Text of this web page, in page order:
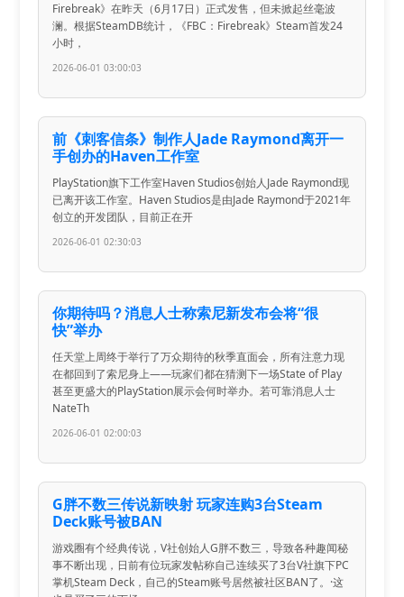
Firebreak》在昨天（6月17日）正式发售，但未掀起丝毫波
澜。根据SteamDB统计，《FBC：Firebreak》Steam首发24
小时，
2026-06-01 03:00:03
前《刺客信条》制作人Jade Raymond离开一
手创办的Haven工作室
PlayStation旗下工作室Haven Studios创始人Jade Raymond现
已离开该工作室。Haven Studios是由Jade Raymond于2021年
创立的开发团队，目前正在开
2026-06-01 02:30:03
你期待吗？消息人士称索尼新发布会将“很
快”举办
任天堂上周终于举行了万众期待的秋季直面会，所有注意力现
在都回到了索尼身上——玩家们都在猜测下一场State of Play
甚至更盛大的PlayStation展示会何时举办。若可靠消息人士
NateTh
2026-06-01 02:00:03
G胖不数三传说新映射 玩家连购3台Steam
Deck账号被BAN
游戏圈有个经典传说，V社创始人G胖不数三，导致各种趣闻秘
事不断出现，日前有位玩家发帖称自己连续买了3台V社旗下PC
掌机Steam Deck，自己的Steam账号居然被社区BAN了。·这